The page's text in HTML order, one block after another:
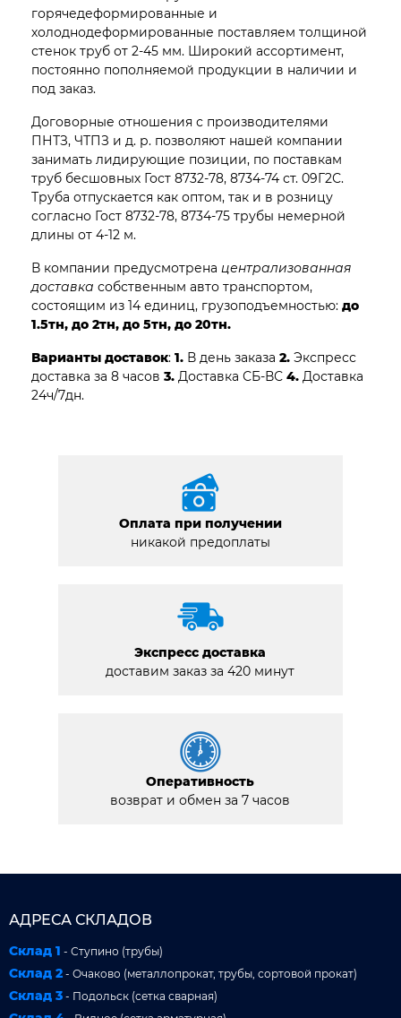
горячедеформированные и
холоднодеформированные поставляем толщиной
стенок труб от 2-45 мм. Широкий ассортимент,
постоянно пополняемой продукции в наличии и
под заказ.
Договорные отношения с производителями
ПНТЗ, ЧТПЗ и д. р. позволяют нашей компании
занимать лидирующие позиции, по поставкам
труб бесшовных Гост 8732-78, 8734-74 ст. 09Г2С.
Труба отпускается как оптом, так и в розницу
согласно Гост 8732-78, 8734-75 трубы немерной
длины от 4-12 м.
В компании предусмотрена централизованная
доставка собственным авто транспортом,
состоящим из 14 единиц, грузоподъемностью: до
1.5тн, до 2тн, до 5тн, до 20тн.
Варианты доставок: 1. В день заказа 2. Экспресс
доставка за 8 часов 3. Доставка СБ-ВС 4. Доставка
24ч/7дн.
Оплата при получении
никакой предоплаты
Экспресс доставка
доставим заказ за 420 минут
Оперативность
возврат и обмен за 7 часов
АДРЕСА СКЛАДОВ
Склад 1 - Ступино (трубы)
Склад 2 - Очаково (металлопрокат, трубы, сортовой прокат)
Склад 3 - Подольск (сетка сварная)